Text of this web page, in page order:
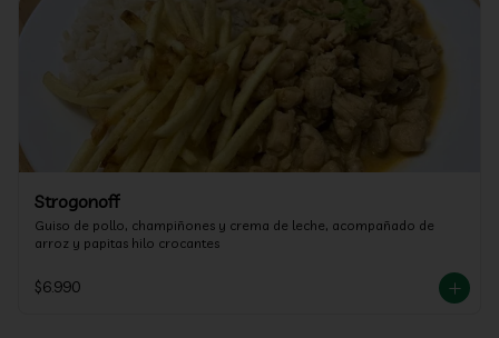
Strogonoff
Guiso de pollo, champiñones y crema de leche, acompañado de
arroz y papitas hilo crocantes
$6.990